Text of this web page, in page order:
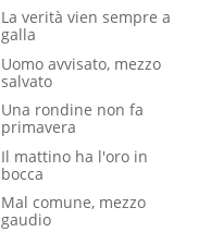
La verità vien sempre a
galla
Uomo avvisato, mezzo
salvato
Una rondine non fa
primavera
Il mattino ha l'oro in
bocca
Mal comune, mezzo
gaudio